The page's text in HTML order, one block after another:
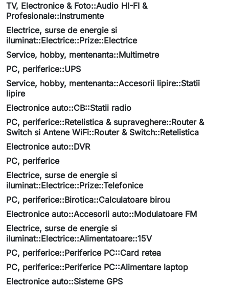
TV, Electronice & Foto::Audio HI-FI &
Profesionale::Instrumente
Electrice, surse de energie si
iluminat::Electrice::Prize::Electrice
Service, hobby, mentenanta::Multimetre
PC, periferice::UPS
Service, hobby, mentenanta::Accesorii lipire::Statii
lipire
Electronice auto::CB::Statii radio
PC, periferice::Retelistica & supraveghere::Router &
Switch si Antene WiFi::Router & Switch::Retelistica
Electronice auto::DVR
PC, periferice
Electrice, surse de energie si
iluminat::Electrice::Prize::Telefonice
PC, periferice::Birotica::Calculatoare birou
Electronice auto::Accesorii auto::Modulatoare FM
Electrice, surse de energie si
iluminat::Electrice::Alimentatoare::15V
PC, periferice::Periferice PC::Card retea
PC, periferice::Periferice PC::Alimentare laptop
Electronice auto::Sisteme GPS